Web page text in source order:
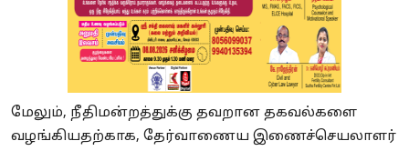
மேலும், நீதிமன்றத்துக்கு தவறான தகவல்களை
வழங்கியதற்காக, தேர்வாணைய இணைச்செயலாளர்